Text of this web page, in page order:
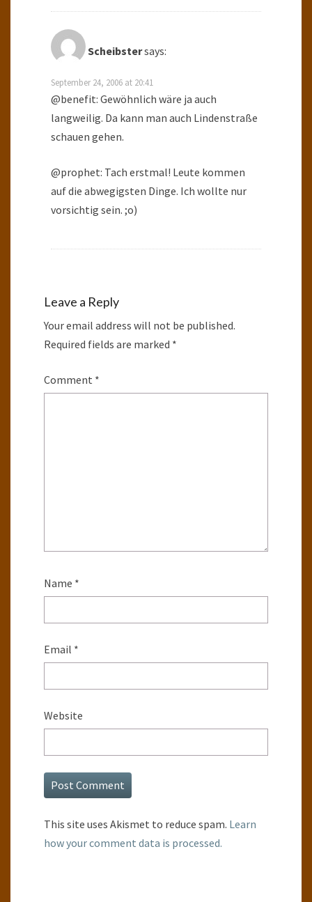
Scheibstersays:
September 24, 2006 at 20:41
@benefit: Gewöhnlich wäre ja auch
langweilig. Da kann man auch Lindenstraße
schauen gehen.
@prophet: Tach erstmal! Leute kommen
auf die abwegigsten Dinge. Ich wollte nur
vorsichtig sein. ;o)
Leave a Reply
Your email address will not be published.
Required fields are marked *
Comment *
Name *
Email *
Website
This site uses Akismet to reduce spam. Learn
how your comment data is processed.